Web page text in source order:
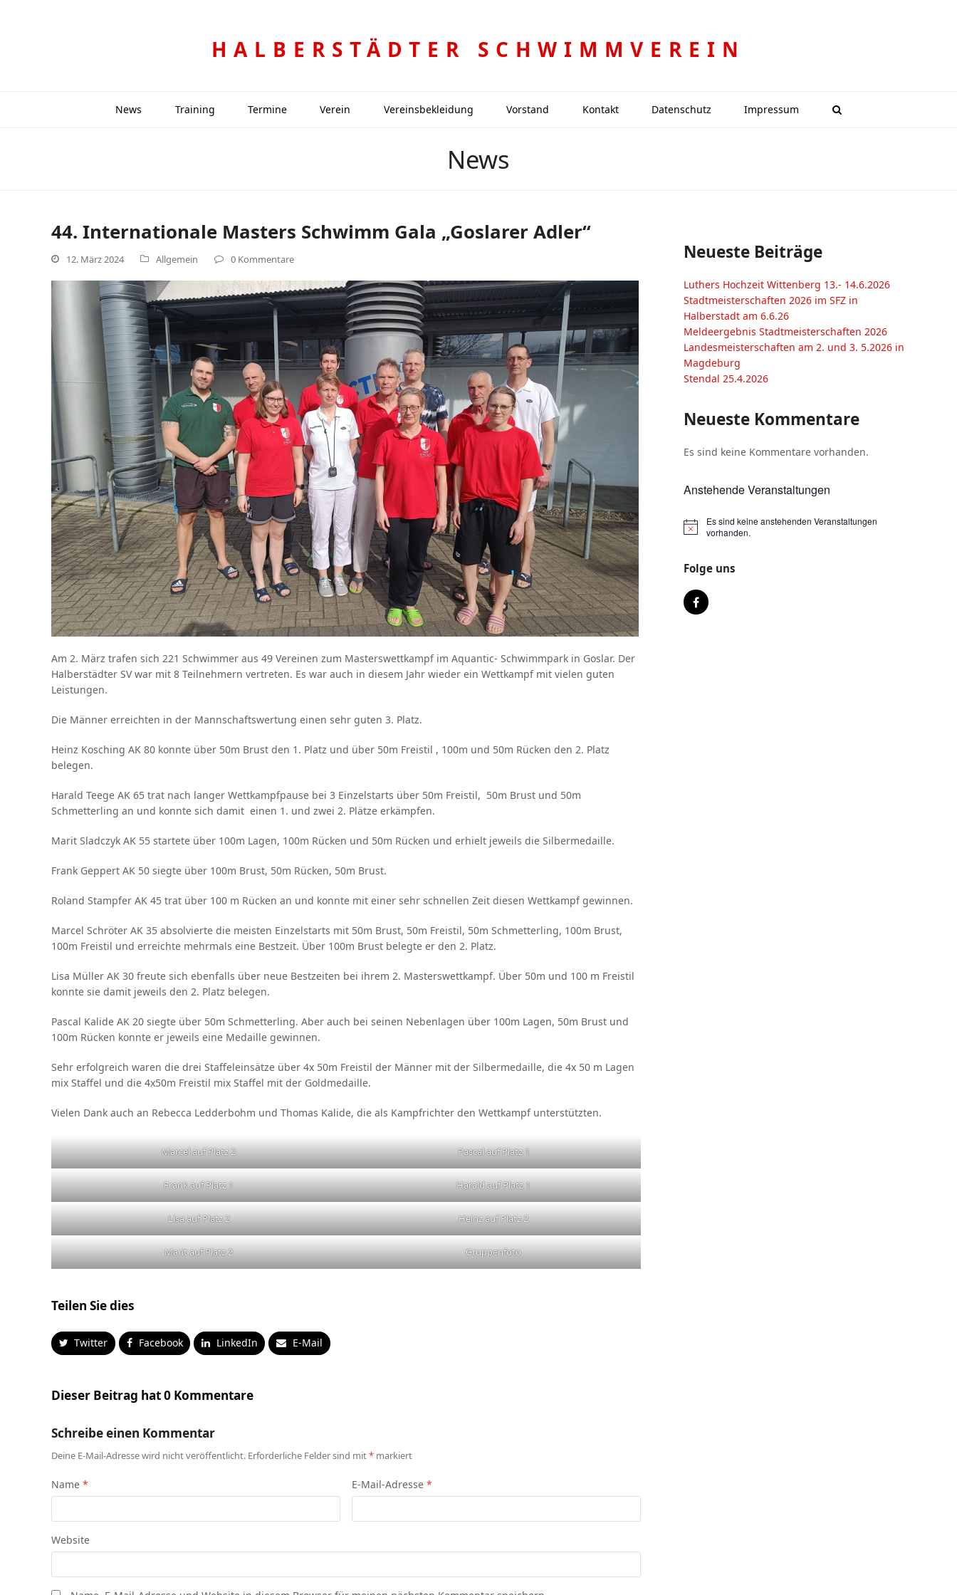
HALBERSTÄDTER SCHWIMMVEREIN
News Training Termine Verein Vereinsbekleidung Vorstand Kontakt Datenschutz Impressum
News
44. Internationale Masters Schwimm Gala „Goslarer Adler“
12. März 2024 Allgemein 0 Kommentare
Am 2. März trafen sich 221 Schwimmer aus 49 Vereinen zum Masterswettkampf im Aquantic- Schwimmpark in Goslar. Der
Halberstädter SV war mit 8 Teilnehmern vertreten. Es war auch in diesem Jahr wieder ein Wettkampf mit vielen guten
Leistungen.
Die Männer erreichten in der Mannschaftswertung einen sehr guten 3. Platz.
Heinz Kosching AK 80 konnte über 50m Brust den 1. Platz und über 50m Freistil , 100m und 50m Rücken den 2. Platz
belegen.
Harald Teege AK 65 trat nach langer Wettkampfpause bei 3 Einzelstarts über 50m Freistil, 50m Brust und 50m
Schmetterling an und konnte sich damit einen 1. und zwei 2. Plätze erkämpfen.
Marit Sladczyk AK 55 startete über 100m Lagen, 100m Rücken und 50m Rücken und erhielt jeweils die Silbermedaille.
Frank Geppert AK 50 siegte über 100m Brust, 50m Rücken, 50m Brust.
Roland Stampfer AK 45 trat über 100 m Rücken an und konnte mit einer sehr schnellen Zeit diesen Wettkampf gewinnen.
Marcel Schröter AK 35 absolvierte die meisten Einzelstarts mit 50m Brust, 50m Freistil, 50m Schmetterling, 100m Brust,
100m Freistil und erreichte mehrmals eine Bestzeit. Über 100m Brust belegte er den 2. Platz.
Lisa Müller AK 30 freute sich ebenfalls über neue Bestzeiten bei ihrem 2. Masterswettkampf. Über 50m und 100 m Freistil
konnte sie damit jeweils den 2. Platz belegen.
Pascal Kalide AK 20 siegte über 50m Schmetterling. Aber auch bei seinen Nebenlagen über 100m Lagen, 50m Brust und
100m Rücken konnte er jeweils eine Medaille gewinnen.
Sehr erfolgreich waren die drei Staffeleinsätze über 4x 50m Freistil der Männer mit der Silbermedaille, die 4x 50 m Lagen
mix Staffel und die 4x50m Freistil mix Staffel mit der Goldmedaille.
Vielen Dank auch an Rebecca Ledderbohm und Thomas Kalide, die als Kampfrichter den Wettkampf unterstützten.
Marcel auf Platz 2 Pascal auf Platz 1
Frank auf Platz 1 Harald auf Platz 1
Lisa auf Platz 2 Heinz auf Platz 2
Marit auf Platz 2 Gruppenfoto
Teilen Sie dies
Twitter Facebook LinkedIn E-Mail
Dieser Beitrag hat 0 Kommentare
Schreibe einen Kommentar
Deine E-Mail-Adresse wird nicht veröffentlicht. Erforderliche Felder sind mit* markiert
Name * E-Mail-Adresse*
Website
Neueste Beiträge
Luthers Hochzeit Wittenberg 13.- 14.6.2026
Stadtmeisterschaften 2026 im SFZ in
Halberstadt am 6.6.26
Meldeergebnis Stadtmeisterschaften 2026
Landesmeisterschaften am 2. und 3. 5.2026 in
Magdeburg
Stendal 25.4.2026
Neueste Kommentare
Es sind keine Kommentare vorhanden.
Anstehende Veranstaltungen
Es sind keine anstehenden Veranstaltungen
vorhanden.
Folge uns
Facebook